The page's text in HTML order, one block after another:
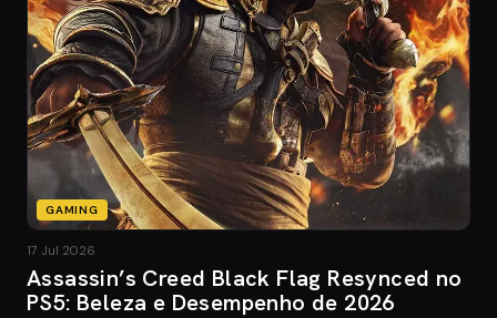
GAMING
17 Jul 2026
Assassin’s Creed Black Flag Resynced no
PS5: Beleza e Desempenho de 2026